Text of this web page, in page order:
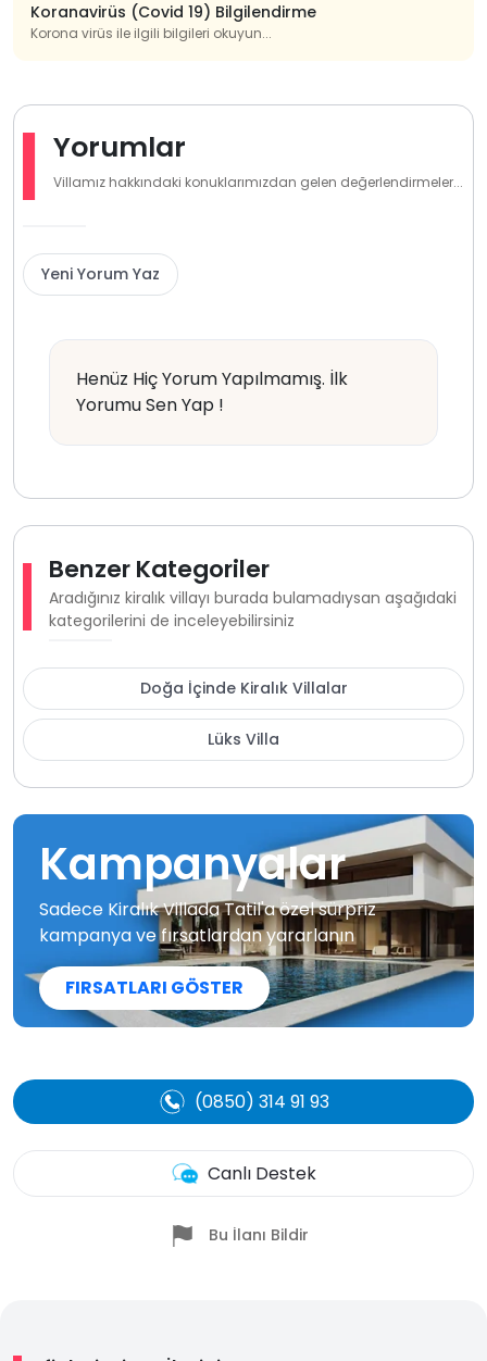
Koranavirüs (Covid 19) Bilgilendirme
Korona virüs ile ilgili bilgileri okuyun...
Yorumlar
Villamız hakkındaki konuklarımızdan gelen değerlendirmeler...
Yeni Yorum Yaz
Henüz Hiç Yorum Yapılmamış. İlk
Yorumu Sen Yap !
Benzer Kategoriler
Aradığınız kiralık villayı burada bulamadıysan aşağıdaki
kategorilerini de inceleyebilirsiniz
Doğa İçinde Kiralık Villalar
Lüks Villa
Kampanyalar
Sadece Kiralık Villada Tatil'a özel sürpriz
kampanya ve fırsatlardan yararlanın
FIRSATLARI GÖSTER
(0850) 314 91 93
Canlı Destek
Bu İlanı Bildir